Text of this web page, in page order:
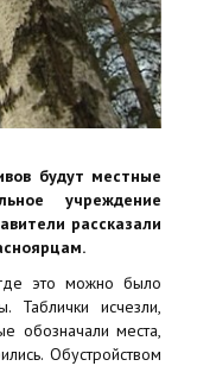
будут местные
учреждение
рассказали
это можно было
Таблички исчезли,
обозначали места,
Обустройством